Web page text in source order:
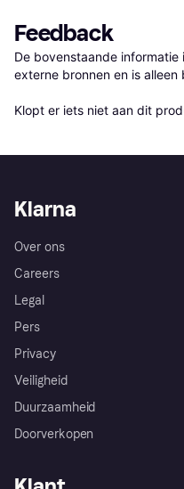
Feedback
De bovenstaande
externe bronnen en is alleen
Klopt er iets niet aan dit
Klarna
Over ons
Careers
Legal
Pers
Privacy
Veiligheid
Duurzaamheid
Doorverkopen